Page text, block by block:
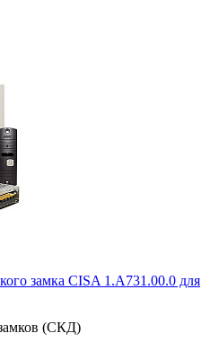
замка CISA 1.A731.00.0 для
(СКД)